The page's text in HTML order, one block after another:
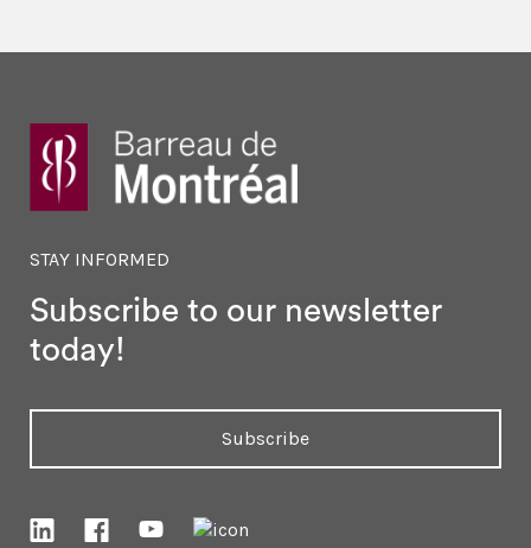
STAY INFORMED
Subscribe to our newsletter
today!
Subscribe